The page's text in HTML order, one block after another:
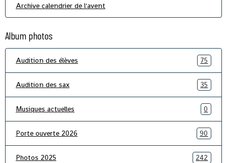
Archive calendrier de l'avent
Album photos
Audition des élèves 75
Audition des sax 35
Musiques actuelles 0
Porte ouverte 2026 90
Photos 2025 242